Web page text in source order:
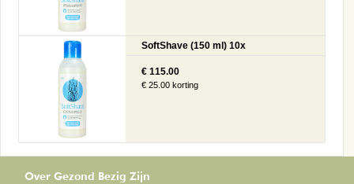
SoftShave (150 ml) 10x
€ 115.00
€ 25.00 korting
Over Gezond Bezig Zijn